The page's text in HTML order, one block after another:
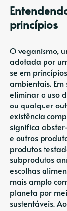
princípios
O veganismo,
adotada por
se em
ambientais. Em
eliminar o uso
ou qualquer
existência
significa
e outros
produtos
subprodutos
escolhas
mais amplo
planeta por
sustentáveis.